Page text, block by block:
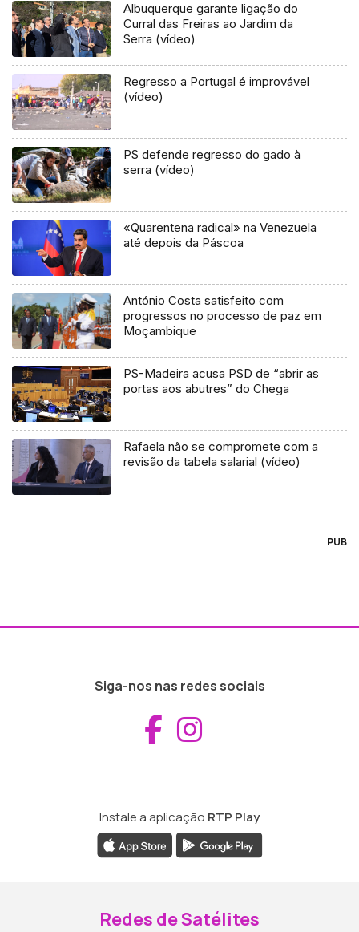
Albuquerque garante ligação do
Curral das Freiras ao Jardim da
Serra (vídeo)
Regresso a Portugal é improvável
(vídeo)
PS defende regresso do gado à
serra (vídeo)
«Quarentena radical» na Venezuela
até depois da Páscoa
António Costa satisfeito com
progressos no processo de paz em
Moçambique
PS-Madeira acusa PSD de “abrir as
portas aos abutres” do Chega
Rafaela não se compromete com a
revisão da tabela salarial (vídeo)
PUB
Siga-nos nas redes sociais
Aceder ao
Instale a aplicação RTP Play
Redes de Satélites